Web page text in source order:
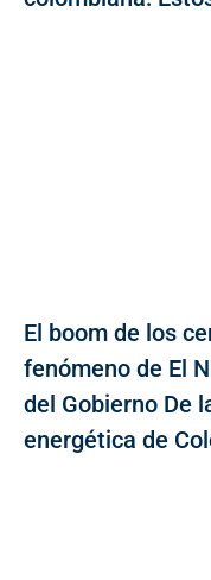
El boom de los
fenómeno de El
del Gobierno De
energética de